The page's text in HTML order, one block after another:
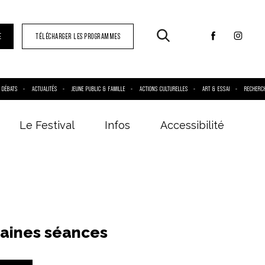
TÉLÉCHARGER LES PROGRAMMES
DÉBATS ACTUALITÉS JEUNE PUBLIC & FAMILLE ACTIONS CULTURELLES ART & ESSAI
Le Festival Infos Accessibilité
séances